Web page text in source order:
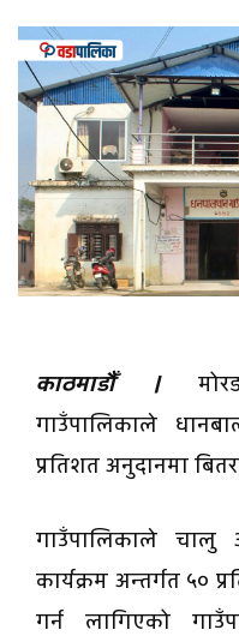
काठमाडौँ ।
गाउँपालिकाले
प्रतिशत अनुदानमा
गाउँपालिकाले चालु
कार्यक्रम अन्तर्गत ५०
गर्न लागिएको